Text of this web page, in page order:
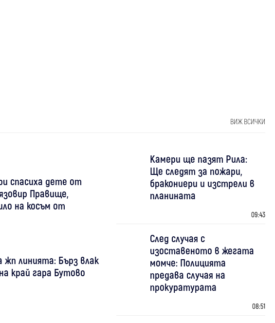
ВИЖ ВСИЧКИ
спасиха дете от
Правище,
на косъм от
жп линията: Бърз влак
край гара Бутово
Камери ще пазят Рила:
Ще следят за пожари,
бракониери и изстрели в
планината
09:43
След случая с
изоставеното в жегата
момче: Полицията
предава случая на
прокуратурата
08:51